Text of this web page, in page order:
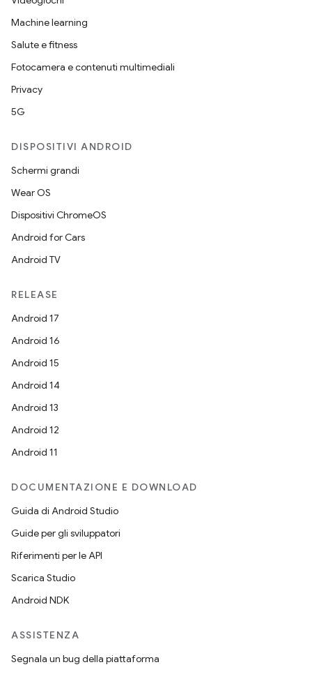
Machine learning
Salute e fitness
Fotocamera e contenuti multimediali
Privacy
5G
DISPOSITIVI ANDROID
Schermi grandi
Wear OS
Dispositivi ChromeOS
Android for Cars
Android TV
RELEASE
Android 17
Android 16
Android 15
Android 14
Android 13
Android 12
Android 11
DOCUMENTAZIONE E DOWNLOAD
Guida di Android Studio
Guide per gli sviluppatori
Riferimenti per le API
Scarica Studio
Android NDK
ASSISTENZA
Segnala un bug della piattaforma